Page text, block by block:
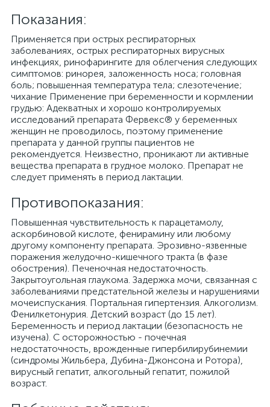
Показания:
Применяется при острых респираторных
заболеваниях, острых респираторных вирусных
инфекциях, ринофарингите для облегчения следующих
симптомов: ринорея, заложенность носа; головная
боль; повышенная температура тела; слезотечение;
чихание Применение при беременности и кормлении
грудью: Адекватных и хорошо контролируемых
исследований препарата Фервекс® у беременных
женщин не проводилось, поэтому применение
препарата у данной группы пациентов не
рекомендуется. Неизвестно, проникают ли активные
вещества препарата в грудное молоко. Препарат не
следует применять в период лактации.
Противопоказания:
Повышенная чувствительность к парацетамолу,
аскорбиновой кислоте, фенирамину или любому
другому компоненту препарата. Эрозивно-язвенные
поражения желудочно-кишечного тракта (в фазе
обострения). Печеночная недостаточность.
Закрытоугольная глаукома. Задержка мочи, связанная с
заболеваниями предстательной железы и нарушениями
мочеиспускания. Портальная гипертензия. Алкоголизм.
Фенилкетонурия. Детский возраст (до 15 лет).
Беременность и период лактации (безопасность не
изучена). С осторожностью - почечная
недостаточность, врожденные гипербилирубинемии
(синдромы Жильбера, Дубина-Джонсона и Ротора),
вирусный гепатит, алкогольный гепатит, пожилой
возраст.